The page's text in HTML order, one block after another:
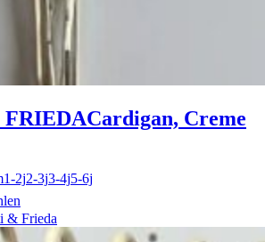
Cardigan, Creme
1-2j2-3j3-4j5-6j
& Frieda